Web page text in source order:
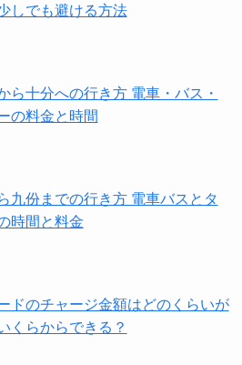
しでも避ける方法
ら十分への行き方 電車・バス・
の料金と時間
九份までの行き方 電車バスとタ
時間と料金
ドのチャージ金額はどのくらいが
くらからできる？